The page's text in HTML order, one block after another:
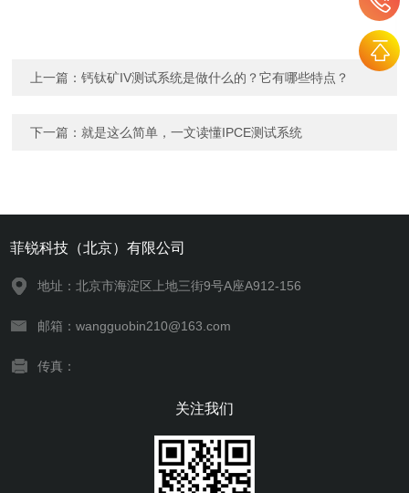
上一篇：钙钛矿IV测试系统是做什么的？它有哪些特点？
下一篇：就是这么简单，一文读懂IPCE测试系统
菲锐科技（北京）有限公司
地址：北京市海淀区上地三街9号A座A912-156
邮箱：wangguobin210@163.com
传真：
关注我们